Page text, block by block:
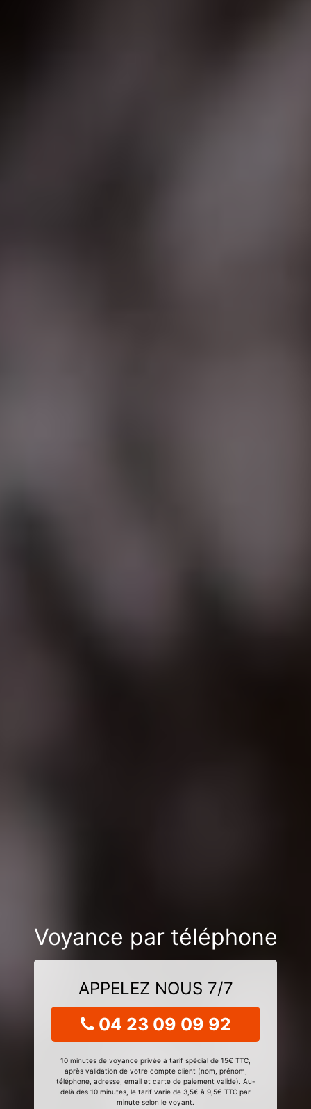
Voyance par téléphone
APPELEZ NOUS 7/7
04 23 09 09 92
10 minutes de voyance privée à tarif spécial de 15€ TTC,
après validation de votre compte client (nom, prénom,
téléphone, adresse, email et carte de paiement valide). Au-
delà des 10 minutes, le tarif varie de 3,5€ à 9,5€ TTC par
minute selon le voyant.